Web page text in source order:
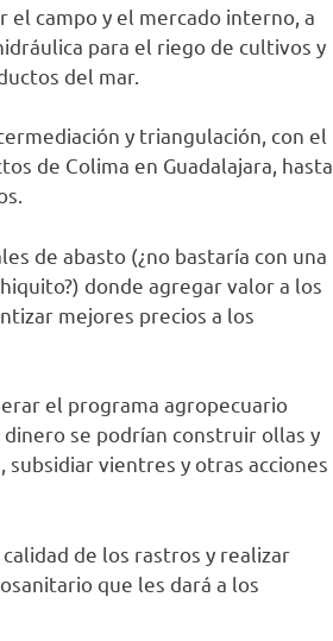
campo y el mercado interno, a
para el riego de cultivos y
del mar.
y triangulación, con el
de Colima en Guadalajara, hasta
de abasto (¿no bastaría con una
donde agregar valor a los
mejores precios a los
el programa agropecuario
dinero se podrían construir ollas y
vientres y otras acciones
de los rastros y realizar
que les dará a los